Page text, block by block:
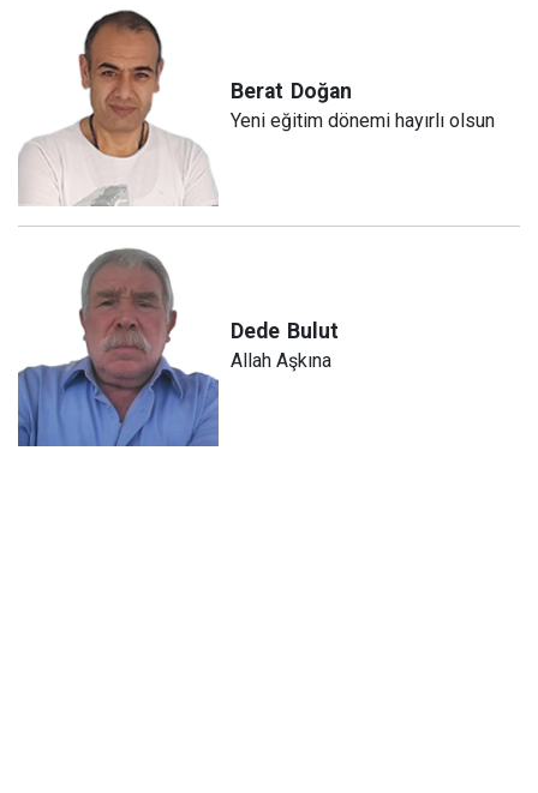
Berat Doğan
Yeni eğitim dönemi hayırlı olsun
Dede Bulut
Allah Aşkına